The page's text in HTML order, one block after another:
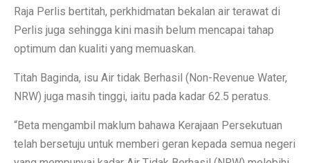
Raja Perlis bertitah, perkhidmatan bekalan air terawat di
Perlis juga sehingga kini masih belum mencapai tahap
optimum dan kualiti yang memuaskan.
Titah Baginda, isu Air tidak Berhasil (Non-Revenue Water,
NRW) juga masih tinggi, iaitu pada kadar 62.5 peratus.
“Beta mengambil maklum bahawa Kerajaan Persekutuan
telah bersetuju untuk memberi geran kepada semua negeri